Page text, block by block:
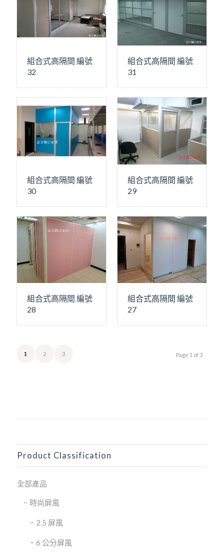
組合式高隔間 編號
32
組合式高隔間 編號
31
組合式高隔間 編號
30
組合式高隔間 編號
29
組合式高隔間 編號
28
組合式高隔間 編號
27
Page 1 of 3
1 2 3
Product Classification
全部產品
時尚屏風
2.5 屏風
6 公分屏風